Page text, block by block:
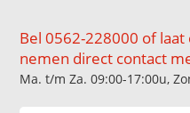
Bel 0562-228000 of
nemen direct contact
Ma. t/m Za. 09:00-17:00u,